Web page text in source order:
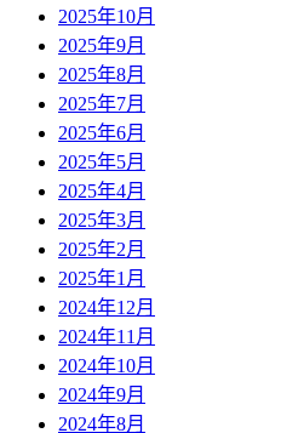
2025年10月
2025年9月
2025年8月
2025年7月
2025年6月
2025年5月
2025年4月
2025年3月
2025年2月
2025年1月
2024年12月
2024年11月
2024年10月
2024年9月
2024年8月